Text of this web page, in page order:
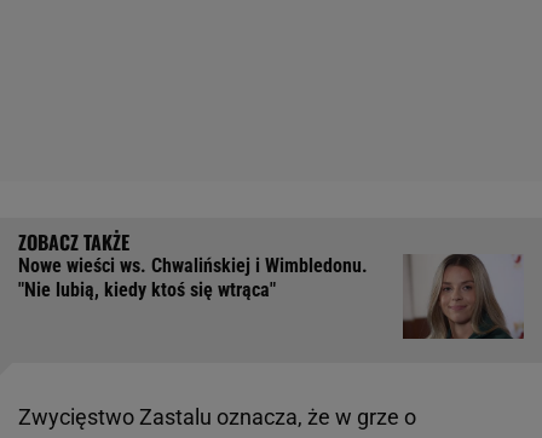
Nowe wieści ws. Chwalińskiej i Wimbledonu.
"Nie lubią, kiedy ktoś się wtrąca"
Zwycięstwo Zastalu oznacza, że w grze o